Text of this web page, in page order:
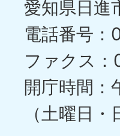
愛知県日進
電話番号：
ファクス
開庁時間：
（土曜日